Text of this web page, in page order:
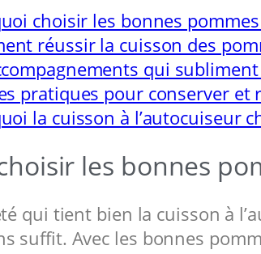
choisir les bonnes
réussir la cuisson des
qui
pratiques pour conserver
la cuisson à l’autocuiseur
les bonnes
qui tient bien la cuisson à
suffit. Avec les bonnes